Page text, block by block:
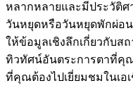
หลากหลายและมีประวัติศ
วันหยุดหรือวันหยุดพักผ่อ
ให้ข้อมูลเชิงลึกเกี่ยวกับส
ทิวทัศน์อันตระการตาที่คุ
ที่คุณต้องไปเยี่ยมชมในเอ